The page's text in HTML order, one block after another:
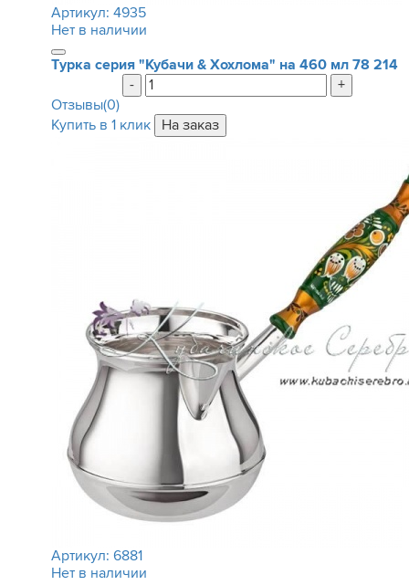
Артикул: 4935
Нет в наличии
Турка серия "Кубачи & Хохлома" на 460 мл 78 214
-
+
Отзывы(0)
Купить в 1 клик
Артикул: 6881
Нет в наличии